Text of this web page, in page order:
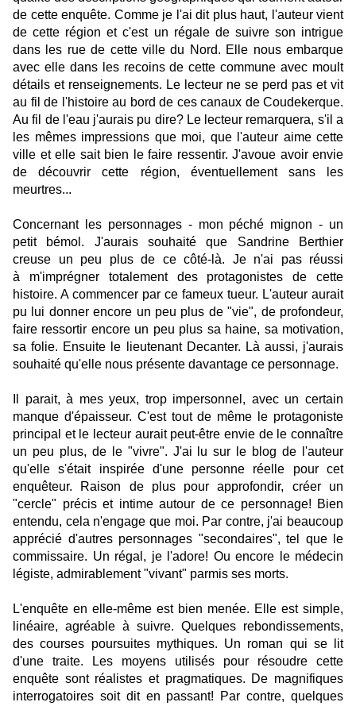
de cette enquête. Comme je l'ai dit plus haut, l'auteur vient
de cette région et c'est un régale de suivre son intrigue
dans les rue de cette ville du Nord. Elle nous embarque
avec elle dans les recoins de cette commune avec moult
détails et renseignements. Le lecteur ne se perd pas et vit
au fil de l'histoire au bord de ces canaux de Coudekerque.
Au fil de l'eau j'aurais pu dire? Le lecteur remarquera, s'il a
les mêmes impressions que moi, que l'auteur aime cette
ville et elle sait bien le faire ressentir. J'avoue avoir envie
de découvrir cette région, éventuellement sans les
meurtres...
Concernant les personnages - mon péché mignon - un
petit bémol. J'aurais souhaité que Sandrine Berthier
creuse un peu plus de ce côté-là. Je n'ai pas réussi
à m'imprégner totalement des protagonistes de cette
histoire. A commencer par ce fameux tueur. L'auteur aurait
pu lui donner encore un peu plus de "vie", de profondeur,
faire ressortir encore un peu plus sa haine, sa motivation,
sa folie. Ensuite le lieutenant Decanter. Là aussi, j'aurais
souhaité qu'elle nous présente davantage ce personnage.
Il parait, à mes yeux, trop impersonnel, avec un certain
manque d'épaisseur. C'est tout de même le protagoniste
principal et le lecteur aurait peut-être envie de le connaître
un peu plus, de le "vivre". J'ai lu sur le blog de l'auteur
qu'elle s'était inspirée d'une personne réelle pour cet
enquêteur. Raison de plus pour approfondir, créer un
"cercle" précis et intime autour de ce personnage! Bien
entendu, cela n'engage que moi. Par contre, j'ai beaucoup
apprécié d'autres personnages "secondaires", tel que le
commissaire. Un régal, je l'adore! Ou encore le médecin
légiste, admirablement "vivant" parmis ses morts.
L'enquête en elle-même est bien menée. Elle est simple,
linéaire, agréable à suivre. Quelques rebondissements,
des courses poursuites mythiques. Un roman qui se lit
d'une traite. Les moyens utilisés pour résoudre cette
enquête sont réalistes et pragmatiques. De magnifiques
interrogatoires soit dit en passant! Par contre, quelques